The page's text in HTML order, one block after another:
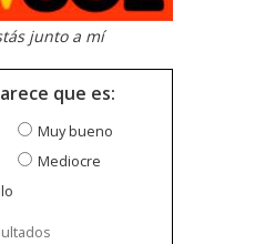
junto a mí
que es:
Muy bueno
Mediocre